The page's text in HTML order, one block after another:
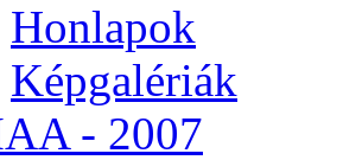
Hon­la­pok
Kép­ga­lé­ri­ák
- 2007